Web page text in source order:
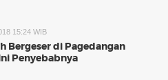
15:24 WIB
Bergeser di Pagedangan
Penyebabnya